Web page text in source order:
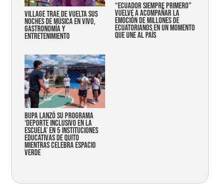
Village trae de vuelta sus
noches de música en vivo,
gastronomía y
entretenimiento
“Ecuador siempre primero”
vuelve a acompañar la
emoción de millones de
ecuatorianos en un momento
que une al país
Bupa lanzó su programa
‘Deporte Inclusivo en la
Escuela’ en 5 instituciones
educativas de Quito
mientras celebra espacio
verde